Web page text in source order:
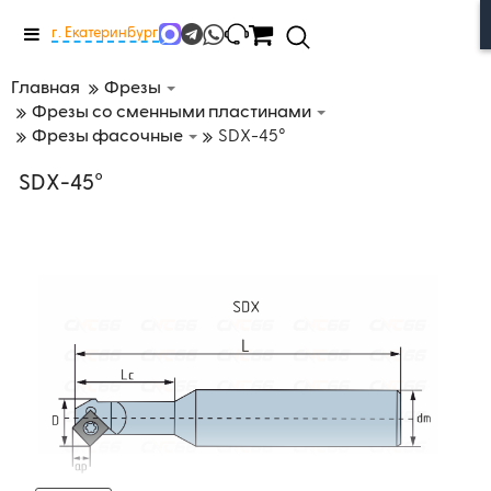
Меню
г. Екатеринбург
Главная
Фрезы
Фрезы со сменными пластинами
Фрезы фасочные
SDX-45°
SDX-45°